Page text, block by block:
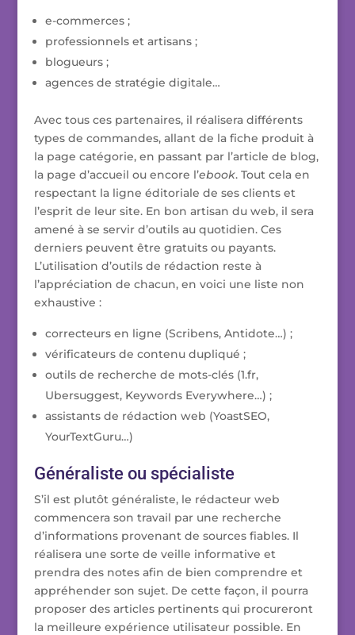
e-commerces ;
professionnels et artisans ;
blogueurs ;
agences de stratégie digitale…
Avec tous ces partenaires, il réalisera différents
types de commandes, allant de la fiche produit à
la page catégorie, en passant par l’article de blog,
la page d’accueil ou encore l’ebook. Tout cela en
respectant la ligne éditoriale de ses clients et
l’esprit de leur site. En bon artisan du web, il sera
amené à se servir d’outils au quotidien. Ces
derniers peuvent être gratuits ou payants.
L’utilisation d’outils de rédaction reste à
l’appréciation de chacun, en voici une liste non
exhaustive :
correcteurs en ligne (Scribens, Antidote…) ;
vérificateurs de contenu dupliqué ;
outils de recherche de mots-clés (1.fr,
Ubersuggest, Keywords Everywhere…) ;
assistants de rédaction web (YoastSEO,
YourTextGuru…)
Généraliste ou spécialiste
S’il est plutôt généraliste, le rédacteur web
commencera son travail par une recherche
d’informations provenant de sources fiables. Il
réalisera une sorte de veille informative et
prendra des notes afin de bien comprendre et
appréhender son sujet. De cette façon, il pourra
proposer des articles pertinents qui procureront
la meilleure expérience utilisateur possible. En